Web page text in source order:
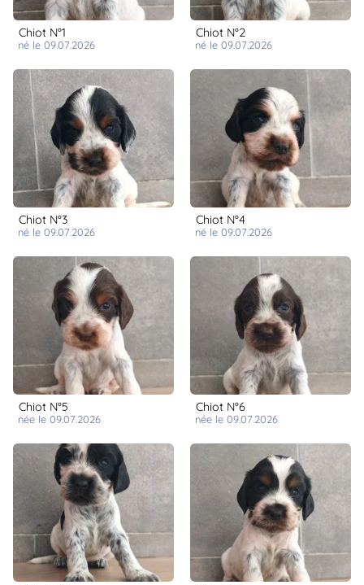
Chiot N°1
né le 09.07.2026
Chiot N°2
né le 09.07.2026
Chiot N°3
né le 09.07.2026
Chiot N°4
né le 09.07.2026
Chiot N°5
née le 09.07.2026
Chiot N°6
née le 09.07.2026